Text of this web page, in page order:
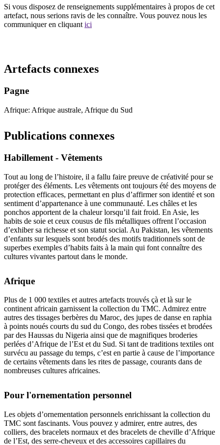
Si vous disposez de renseignements supplémentaires à propos de cet
artefact, nous serions ravis de les connaître. Vous pouvez nous les
communiquer en cliquant ici
Artefacts connexes
Pagne
Afrique: Afrique australe, Afrique du Sud
Publications connexes
Habillement - Vêtements
Tout au long de l’histoire, il a fallu faire preuve de créativité pour se
protéger des éléments. Les vêtements ont toujours été des moyens de
protection efficaces, permettant en plus d’affirmer son identité et son
sentiment d’appartenance à une communauté. Les châles et les
ponchos apportent de la chaleur lorsqu’il fait froid. En Asie, les
habits de soie et ceux cousus de fils métalliques offrent l’occasion
d’exhiber sa richesse et son statut social. Au Pakistan, les vêtements
d’enfants sur lesquels sont brodés des motifs traditionnels sont de
superbes exemples d’habits faits à la main qui font connaître des
cultures vivantes partout dans le monde.
Afrique
Plus de 1 000 textiles et autres artefacts trouvés çà et là sur le
continent africain garnissent la collection du TMC. Admirez entre
autres des tissages berbères du Maroc, des jupes de danse en raphia
à points noués courts du sud du Congo, des robes tissées et brodées
par des Haussas du Nigeria ainsi que de magnifiques broderies
perlées d’Afrique de l’Est et du Sud. Si tant de traditions textiles ont
survécu au passage du temps, c’est en partie à cause de l’importance
de certains vêtements dans les rites de passage, courants dans de
nombreuses cultures africaines.
Pour l'ornementation personnel
Les objets d’ornementation personnels enrichissant la collection du
TMC sont fascinants. Vous pouvez y admirer, entre autres, des
colliers, des bracelets normaux et des bracelets de cheville d’Afrique
de l’Est, des serre-cheveux et des accessoires capillaires du